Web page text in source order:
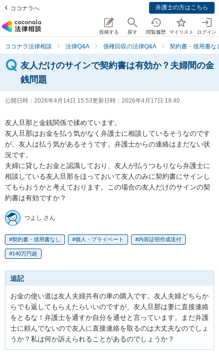
ココナラへ 弁護士の方はこちら
投稿する 探す 閲覧履歴 マイリスト ログイン
ココナラ法律相談 法律Q&A 債権回収の法律Q&A 契約書・借用書な
友人だけのサインで契約書は有効か？夫婦間の金
銭問題
公開日時： 2026年4月14日 15:53更新日時： 2026年4月17日 19:40
友人旦那と金銭関係で揉めています。
友人旦那はお金を払う気がなく弁護士に相談しているそうなのです
が、友人は払う気があるそうです。弁護士からの連絡はまだない状
況です。
夫婦に貸したお金と認識しており、友人が払うつもりなら弁護士に
相談している友人旦那をほっておいて友人のみに契約書にサインし
てもらおうかと考えております。この場合の友人だけのサインの契
約書は有効ですか？
つよし さん
契約書・借用書なし 個人・プライベート 内容証明作成送付
140万円超
追記
お金の使い道は友人夫婦共有の車の購入です。友人夫婦どちらか
らでも返してもらえたらいいのですが、友人旦那は妻に直接連絡
をとるな！弁護士を通すか自分を通せと言っています。まだ弁護
士に頼んでないので友人に直接連絡を取るのは大丈夫なのでしょ
うか？私は何か訴えられることがあるのでしょうか？